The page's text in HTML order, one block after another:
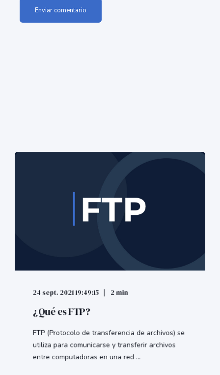
24 sept. 2021 19:49:15 2 min
¿Qué es FTP?
FTP (Protocolo de transferencia de archivos) se
utiliza para comunicarse y transferir archivos
entre computadoras en una red ...